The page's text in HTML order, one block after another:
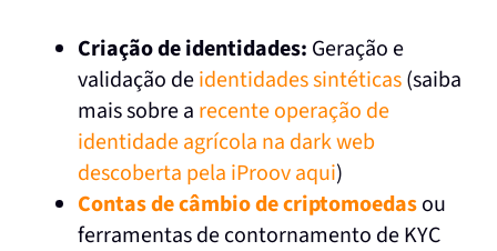
Criação de identidades: Geração e
validação deidentidades sintéticas(saiba
mais sobre a recente operação de
identidade agrícola na dark web
descoberta pela iProov aqui)
Contas de câmbio de criptomoedasou
ferramentas de contornamento de KYC